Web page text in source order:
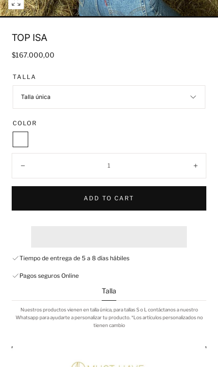
Open
media
in
TOP ISA
Regular
$167.000,00
TALLA
Talla única
COLOR
ADD TO CART
Tiempo de entrega de 5 a 8 días hábiles
Pagos seguros Online
Talla
Nuestros productos vienen en talla única, para tallas S o L contáctanos a nuestro
Whatsapp para ayudarte a personalizar tu producto. *Los artículos personalizados no
tienen cambio